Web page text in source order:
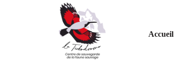
Accueil